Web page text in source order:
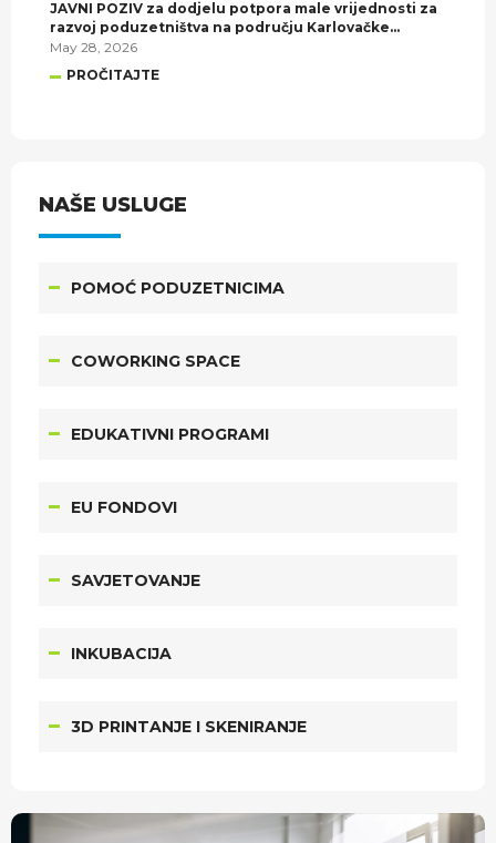
JAVNI POZIV za dodjelu potpora male vrijednosti za
razvoj poduzetništva na području Karlovačke
županije u 2026. godini.
May 28, 2026
PROČITAJTE
NAŠE USLUGE
POMOĆ PODUZETNICIMA
COWORKING SPACE
EDUKATIVNI PROGRAMI
EU FONDOVI
SAVJETOVANJE
INKUBACIJA
3D PRINTANJE I SKENIRANJE